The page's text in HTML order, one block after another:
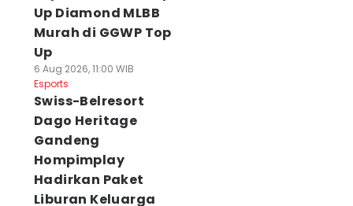
Up Diamond MLBB
Murah di GGWP Top
Up
6 Aug 2026, 11:00 WIB
Esports
Swiss-Belresort
Dago Heritage
Gandeng
Hompimplay
Hadirkan Paket
Liburan Keluarga